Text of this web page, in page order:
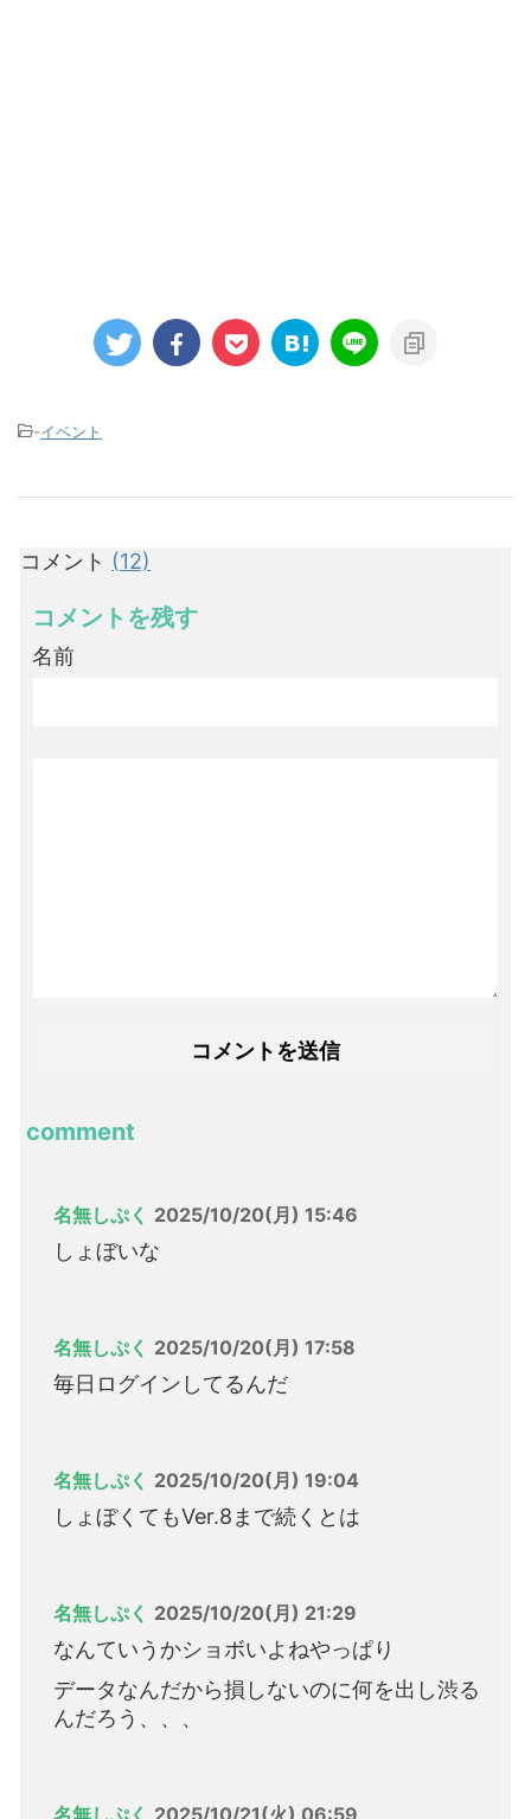
-イベント
コメント (12)
コメントを残す
名前
comment
名無しぷく 2025/10/20(月) 15:46
しょぼいな
名無しぷく 2025/10/20(月) 17:58
毎日ログインしてるんだ
名無しぷく 2025/10/20(月) 19:04
しょぼくてもVer.8まで続くとは
名無しぷく 2025/10/20(月) 21:29
なんていうかショボいよねやっぱり
データなんだから損しないのに何を出し渋る
んだろう、、、
名無しぷく 2025/10/21(火) 06:59